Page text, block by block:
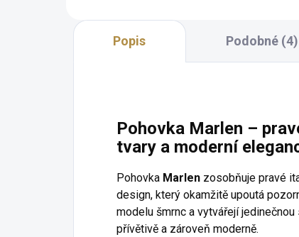
Popis Podobné (4)
Pohovka Marlen –
tvary a moderní
Pohovka Marlen zosobňuje pravé
design, který okamžitě upoutá
modelu šmrnc a vytvářejí
přívětivě a zároveň moderně.